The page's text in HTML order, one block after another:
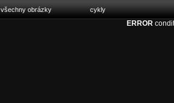
všechny obrázky cykly
ERROR